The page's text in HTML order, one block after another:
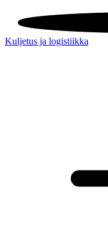
Kuljetus ja logistiikka